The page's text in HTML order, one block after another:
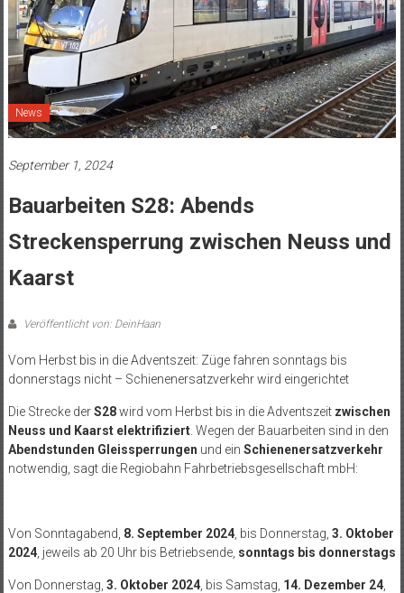
News
September 1, 2024
Bauarbeiten S28: Abends
Streckensperrung zwischen Neuss und
Kaarst
Veröffentlicht von: DeinHaan
Vom Herbst bis in die Adventszeit: Züge fahren sonntags bis
donnerstags nicht – Schienenersatzverkehr wird eingerichtet
Die Strecke derS28wird vom Herbst bis in die Adventszeit zwischen
Neuss und Kaarst elektrifiziert. Wegen der Bauarbeiten sind in den
Abendstunden Gleissperrungen und ein Schienenersatzverkehr
notwendig, sagt die Regiobahn Fahrbetriebsgesellschaft mbH:
Von Sonntagabend, 8. September 2024, bis Donnerstag, 3. Oktober
2024, jeweils ab 20 Uhr bis Betriebsende, sonntags bis donnerstags
Von Donnerstag, 3. Oktober 2024, bis Samstag, 14. Dezember 24,